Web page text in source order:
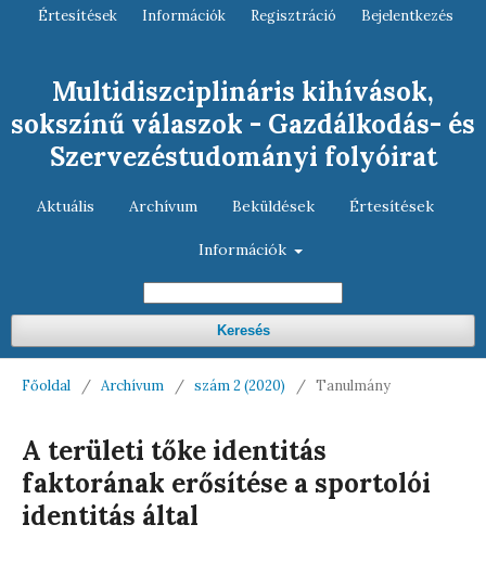
Multidiszciplináris kihívások,
sokszínű válaszok - Gazdálkodás- és
Szervezéstudományi folyóirat
Aktuális Archívum Beküldések Értesítések
Információk
Keresés
Értesítések Információk Regisztráció Bejelentkezés
Főoldal / Archívum / szám 2 (2020) / Tanulmány
A területi tőke identitás
faktorának erősítése a sportolói
identitás által